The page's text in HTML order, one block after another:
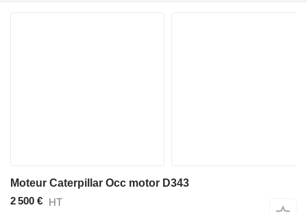
Moteur Caterpillar Occ motor D343
2 500 € HT